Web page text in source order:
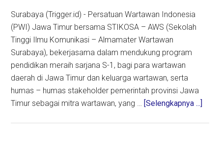
Surabaya (Trigger.id) - Persatuan Wartawan Indonesia
(PWI) Jawa Timur bersama STIKOSA – AWS (Sekolah
Tinggi Ilmu Komunikasi – Almamater Wartawan
Surabaya), bekerjasama dalam mendukung program
pendidikan meraih sarjana S-1, bagi para wartawan
daerah di Jawa Timur dan keluarga wartawan, serta
humas – humas stakeholder pemerintah provinsi Jawa
Timur sebagai mitra wartawan, yang … [Selengkapnya ...]